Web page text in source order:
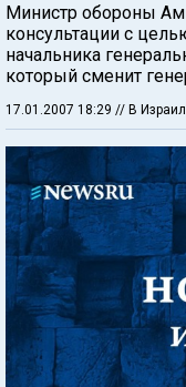
Министр обороны
консультации с
начальника
который сменит
17.01.2007 18:29 // В